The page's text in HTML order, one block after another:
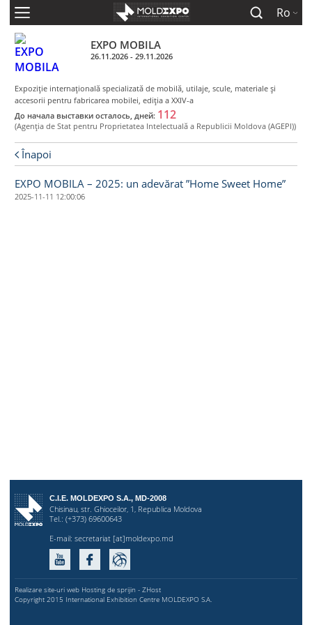
Ro
EXPO MOBILA
26.11.2026 - 29.11.2026
Expoziţie internaţională specializată de mobilă, utilaje, scule, materiale şi
accesorii pentru fabricarea mobilei, ediţia a XXIV-a
До начала выставки осталось, дней: 112
(Agenţia de Stat pentru Proprietatea Intelectuală a Republicii Moldova (AGEPI))
Înapoi
EXPO MOBILA – 2025: un adevărat ”Home Sweet Home”
2025-11-11 12:00:06
C.I.E. MOLDEXPO S.A., MD-2008
Chisinau, str. Ghioceilor, 1, Republica Moldova
Tel.: (+373) 69600643
E-mail: secretariat [at]moldexpo.md
Realizare site-uri web Hosting de sprijin - ZHost
Copyright 2015 International Exhibition Centre MOLDEXPO S.A.